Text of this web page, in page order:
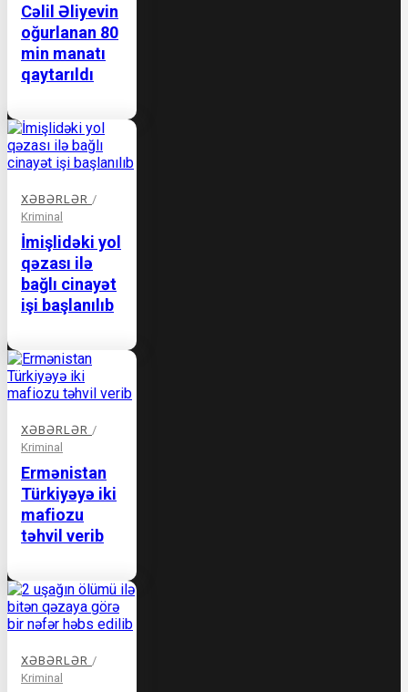
Cəlil Əliyevin
oğurlanan 80
min manatı
qaytarıldı
XƏBƏRLƏR /
Kriminal
İmişlidəki yol
qəzası ilə
bağlı cinayət
işi başlanılıb
XƏBƏRLƏR /
Kriminal
Ermənistan
Türkiyəyə iki
mafiozu
təhvil verib
XƏBƏRLƏR /
Kriminal